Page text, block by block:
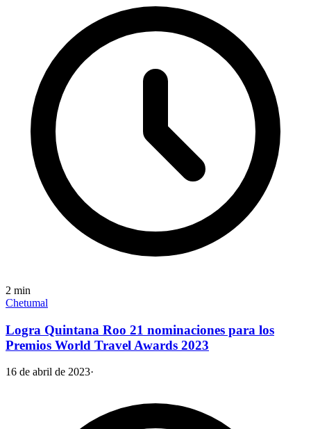
2 min
Chetumal
Logra Quintana Roo 21 nominaciones para los
Premios World Travel Awards 2023
16 de abril de 2023·